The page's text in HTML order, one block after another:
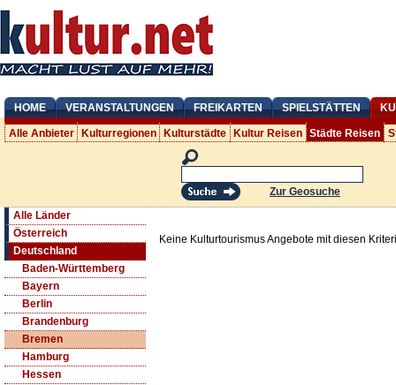
HOME VERANSTALTUNGEN FREIKARTEN SPIELSTÄTTEN
Alle Anbieter Kulturregionen Kulturstädte Kultur Reisen Städte Reisen
Zur Geosuche
Alle Länder
Österreich
Deutschland
Baden-Württemberg
Bayern
Berlin
Brandenburg
Bremen
Hamburg
Hessen
Keine Kulturtourismus Angebote mit diesen